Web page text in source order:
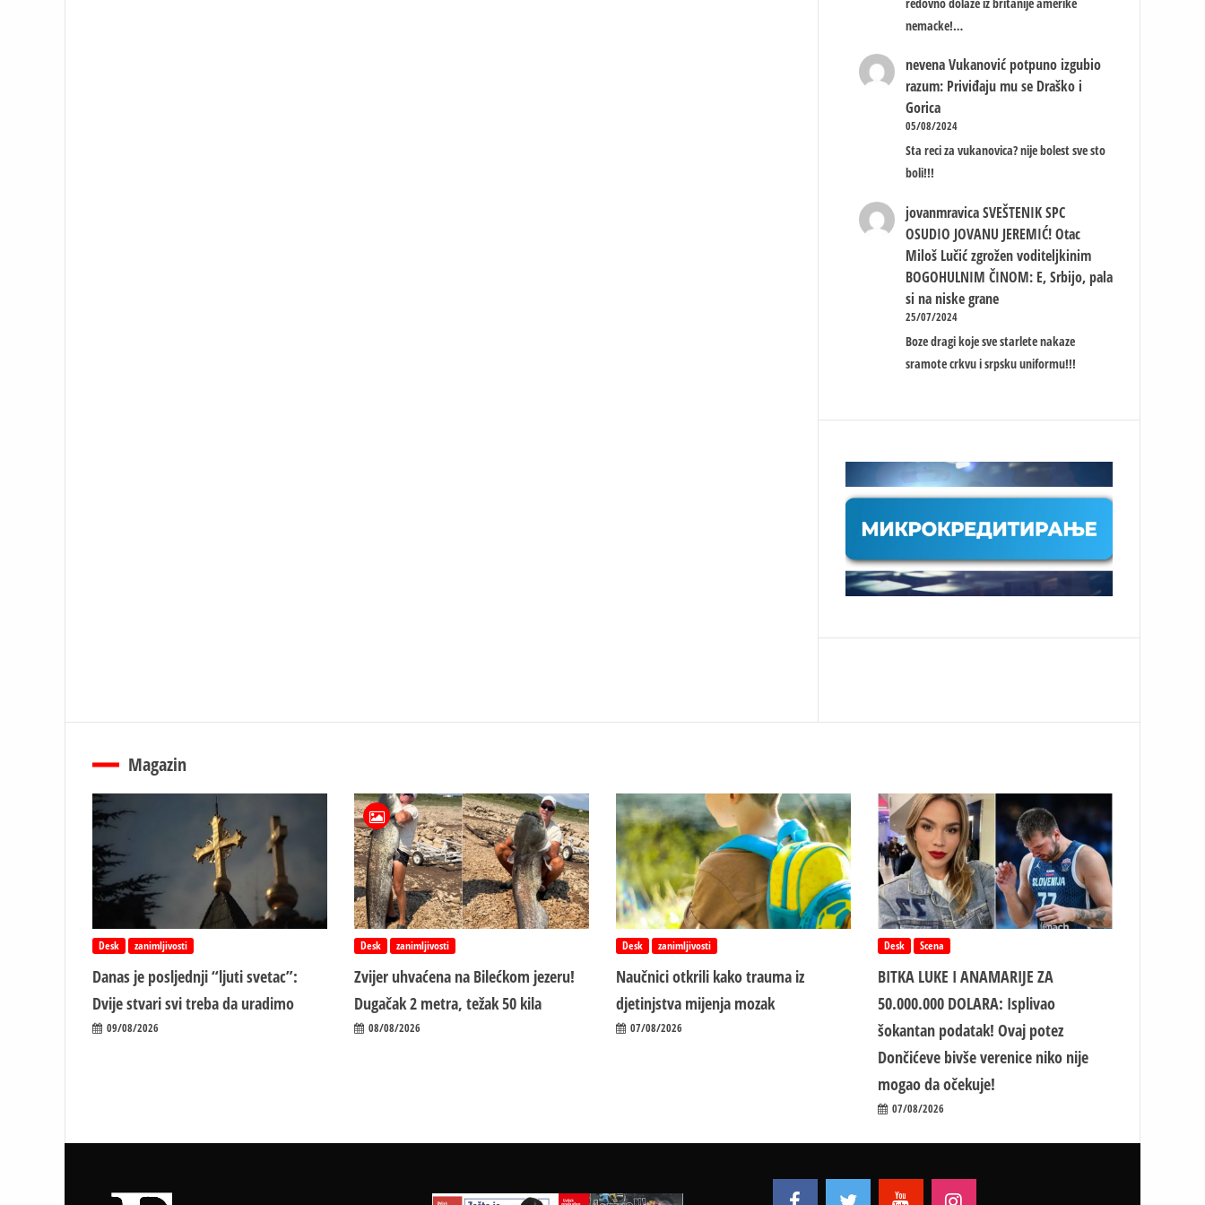
nemacke!…
nevena Vukanović potpuno izgubio
razum: Priviđaju mu se Draško i
Gorica
05/08/2024
Sta reci za vukanovica? nije bolest sve sto
boli!!!
jovanmravica SVEŠTENIK SPC
OSUDIO JOVANU JEREMIĆ! Otac
Miloš Lučić zgrožen voditeljkinim
BOGOHULNIM ČINOM: E, Srbijo, pala
si na niske grane
25/07/2024
Boze dragi koje sve starlete nakaze
sramote crkvu i srpsku uniformu!!!
Magazin
Desk zanimljivosti
Danas je posljednji “ljuti svetac”:
Dvije stvari svi treba da uradimo
09/08/2026
Desk zanimljivosti
Zvijer uhvaćena na Bilećkom jezeru!
Dugačak 2 metra, težak 50 kila
08/08/2026
Desk zanimljivosti
Naučnici otkrili kako trauma iz
d‌jetinjstva mijenja mozak
07/08/2026
Desk Scena
BITKA LUKE I ANAMARIJE ZA
50.000.000 DOLARA: Isplivao
šokantan podatak! Ovaj potez
Dončićeve bivše verenice niko nije
mogao da očekuje!
07/08/2026